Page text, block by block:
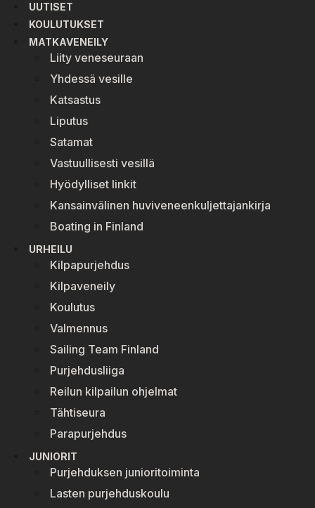
UUTISET
KOULUTUKSET
MATKAVENEILY
Liity veneseuraan
Yhdessä vesille
Katsastus
Liputus
Satamat
Vastuullisesti vesillä
Hyödylliset linkit
Kansainvälinen huviveneenkuljettajankirja
Boating in Finland
URHEILU
Kilpapurjehdus
Kilpaveneily
Koulutus
Valmennus
Sailing Team Finland
Purjehdusliiga
Reilun kilpailun ohjelmat
Tähtiseura
Parapurjehdus
JUNIORIT
Purjehduksen junioritoiminta
Lasten purjehduskoulu